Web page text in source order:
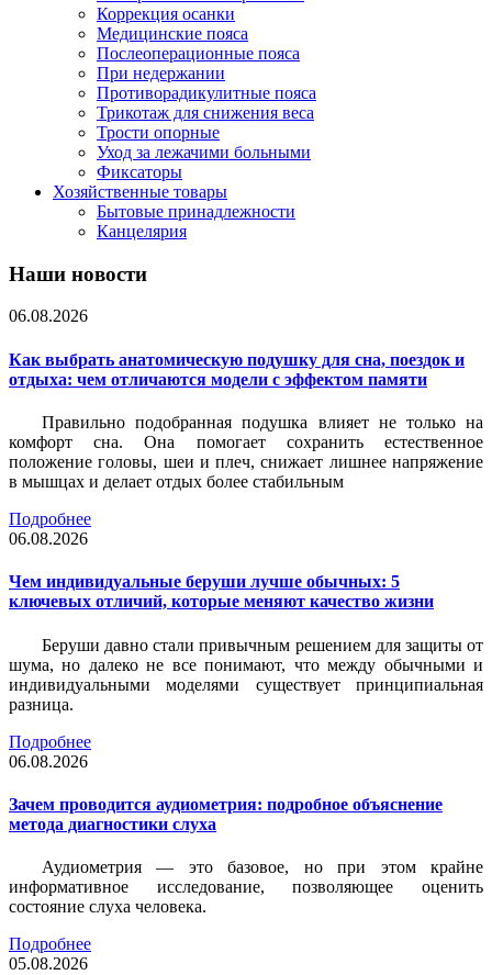
Коррекция осанки
Медицинские пояса
Послеоперационные пояса
При недержании
Противорадикулитные пояса
Трикотаж для снижения веса
Трости опорные
Уход за лежачими больными
Фиксаторы
Хозяйственные товары
Бытовые принадлежности
Канцелярия
Наши новости
06.08.2026
Как выбрать анатомическую подушку для сна, поездок и
отдыха: чем отличаются модели с эффектом памяти
Правильно подобранная подушка влияет не только на
комфорт сна. Она помогает сохранить естественное
положение головы, шеи и плеч, снижает лишнее напряжение
в мышцах и делает отдых более стабильным
Подробнее
06.08.2026
Чем индивидуальные беруши лучше обычных: 5
ключевых отличий, которые меняют качество жизни
Беруши давно стали привычным решением для защиты от
шума, но далеко не все понимают, что между обычными и
индивидуальными моделями существует принципиальная
разница.
Подробнее
06.08.2026
Зачем проводится аудиометрия: подробное объяснение
метода диагностики слуха
Аудиометрия — это базовое, но при этом крайне
информативное исследование, позволяющее оценить
состояние слуха человека.
Подробнее
05.08.2026